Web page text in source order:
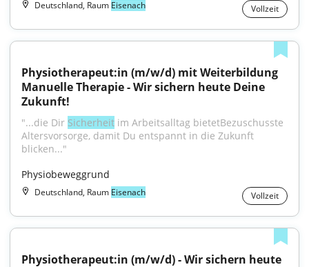
Deutschland, Raum Eisenach Vollzeit
Physiotherapeut:in (m/w/d) mit Weiterbildung
Manuelle Therapie - Wir sichern heute Deine
Zukunft!
"...die Dir Sicherheit im Arbeitsalltag bietetBezuschusste
Altersvorsorge, damit Du entspannt in die Zukunft
blicken..."
Physiobeweggrund
Deutschland, Raum Eisenach Vollzeit
Physiotherapeut:in (m/w/d) - Wir sichern heute